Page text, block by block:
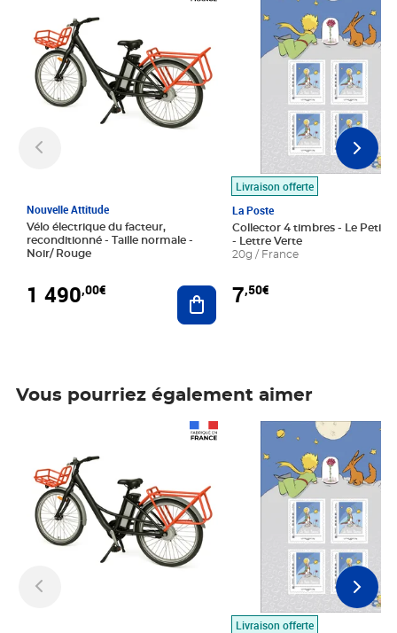
Nouvelle Attitude
Vélo électrique du facteur,
reconditionné - Taille normale -
Noir/ Rouge
1 490,00€ Ajouter au panier
Livraison offerte
La Poste
Collector 4 timbres - Le Petit
- Lettre Verte
20g / France
7,50€
Vous pourriez également aimer
Livraison offerte
Prix 7,50€